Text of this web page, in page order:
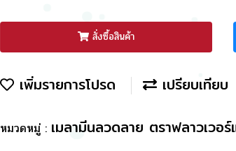
สั่งซื้อสินค้า
เพิ่มรายการโปรด เปรียบเทียบ
หมวดหมู่ : เมลามีนลวดลาย ตราฟลาวเวอร์